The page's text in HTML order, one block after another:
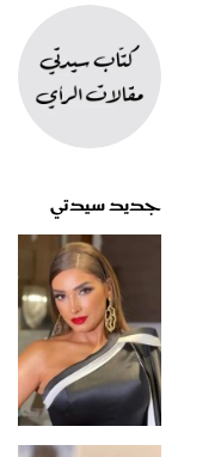
جديد سيدتي